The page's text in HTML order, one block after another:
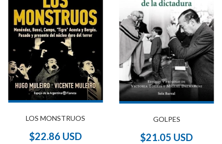
LOS MONSTRUOS
$22.86 USD
GOLPES
$21.05 USD